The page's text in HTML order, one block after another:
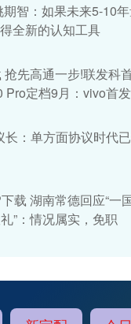
智：如果未来5-10
全新的认知工具
先高通一步!联发科
Pro定档9月：vivo首发
长：单方面协议时代
载 湖南常德回应“一
”：情况属实，免职